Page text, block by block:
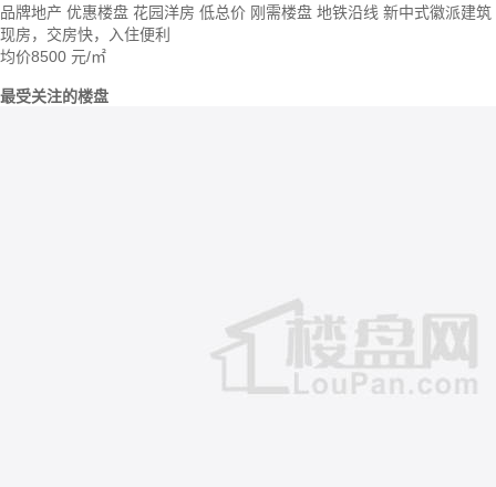
品牌地产 优惠楼盘 花园洋房 低总价 刚需楼盘 地铁沿线 新中式徽派建筑
现房，交房快，入住便利
均价8500 元/㎡
最受关注的楼盘